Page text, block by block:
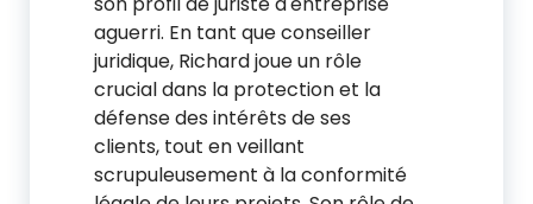
aguerri. En tant que conseiller
juridique, Richard joue un rôle
crucial dans la protection et la
défense des intérêts de ses
clients, tout en veillant
scrupuleusement à la conformité